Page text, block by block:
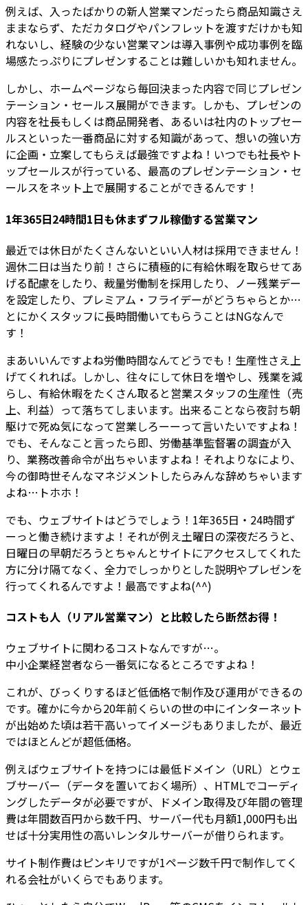
例えば、入ったばかりの新人営業マンだったら商品知識さえ
ままならず、ただカタログやパンフレットを渡すだけかも知
れないし、経験の少ない営業マンは導入事例や成功事例を臨
場感たっぷりにプレゼンすることは難しいかも知れません。
しかし、ホームページなら毎回決まった内容で同じプレゼン
テーション・セールス展開ができます。しかも、プレゼンの
内容を社長もしくは商品開発者、あるいは社内のトップセー
ルスといった一番商品に対する知識があって、想いの強い方
に企画・立案してもらえば最強ですよね！いつでも社長やト
ップセールスが行っている、最高のプレゼンテーション・セ
ールスをネット上で展開することができるんです！
1年365日24時間1日も休まずフル稼働する営業マン
最近では休日がたくさんないといい人材は採用できません！
週休二日は当たり前！さらに積極的に有給休暇を取らせてあ
げる配慮をしたり、裁量労働制を採用したり、ノー残業デー
を設定したり、プレミアム・フライデーがどうちゃらとか…
とにかくスタッフに長時間働いてもらうことはNGなんで
す！
まあいいんですよね労働時間なんてどうでも！生産性さえ上
げてくれれば。しかし、往々にして休日を増やし、残業を減
らし、有給休暇をたくさん取ると営業スタッフの生産性（売
上、利益）って落ちてしまいます。出来ることなら夜討ち朝
駆けで死ぬ気になって営業しろーーって言いたいですよね！
でも、そんなこと言ったら即、労働基準監督署の調査が入
り、業務改善命令が出ちゃいますよね！それよりなにより、
今の御時世そんなマネジメントしたらみんな辞めちゃいます
よね…トホホ！
でも、ウェブサイトはどうでしょう！1年365日・24時間ず
ーっと働き続けますよ！それが例え土曜日の深夜だろうと、
日曜日の早朝だろうとちゃんとサイトにアクセスしてくれた
方に分け隔てなく、全力でしっかりとした説明やプレゼンを
行ってくれるんですよ！最高ですよね(^^)
コストも人（リアル営業マン）と比較したら断然お得！
ウェブサイトに関わるコストなんですが…。
中小企業経営者なら一番気になるところですよね！
これが、びっくりするほど低価格で制作及び運用ができるの
です。確かに今から20年前くらいの世の中にインターネット
が出始めた頃は若干高いってイメージもありましたが、最近
ではほとんどが超低価格。
例えばウェブサイトを持つには最低ドメイン（URL）とウェ
ブサーバー（データを置いておく場所）、HTMLでコーディ
ングしたデータが必要ですが、ドメイン取得及び年間の管理
費は年間数百円から数千円、サーバー代も月額1,000円も出
せば十分実用性の高いレンタルサーバーが借りられます。
サイト制作費はピンキリですが1ページ数千円で制作してく
れる会社がいくらでもあります。